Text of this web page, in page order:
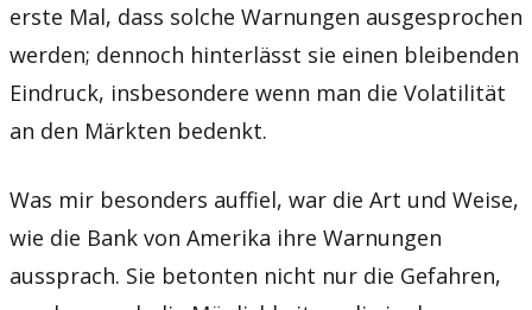
erste Mal, dass solche Warnungen ausgesprochen
werden; dennoch hinterlässt sie einen bleibenden
Eindruck, insbesondere wenn man die Volatilität
an den Märkten bedenkt.
Was mir besonders auffiel, war die Art und Weise,
wie die Bank von Amerika ihre Warnungen
aussprach. Sie betonten nicht nur die Gefahren,